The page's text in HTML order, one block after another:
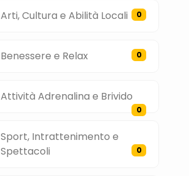
Arti, Cultura e Abilità Locali 0
Benessere e Relax 0
Attività Adrenalina e Brivido
0
Sport, Intrattenimento e
Spettacoli
0